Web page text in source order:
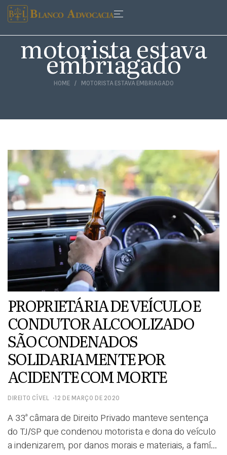
HOME MOTORISTA ESTAVA EMBRIAGADO
motorista estava
embriagado
PROPRIETÁRIA DE VEÍCULO E
CONDUTOR ALCOOLIZADO
SÃO CONDENADOS
SOLIDARIAMENTE POR
ACIDENTE COM MORTE
DIREITO CÍVEL 12 DE MARÇO DE 2020
A 33ª câmara de Direito Privado manteve sentença
do TJ/SP que condenou motorista e dona do veículo
a indenizarem, por danos morais e materiais, a família